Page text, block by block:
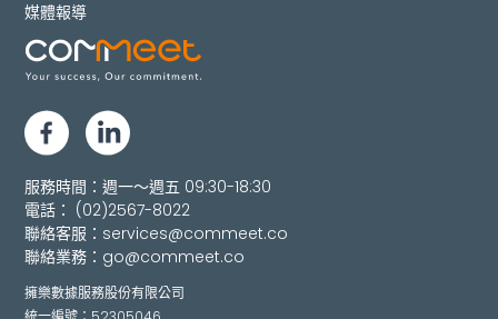
媒體報導
服務時間：週一～週五 09:30-18:30
電話： (02)2567-8022
聯絡客服： services@commeet.co
聯絡業務： go@commeet.co
擁樂數據服務股份有限公司